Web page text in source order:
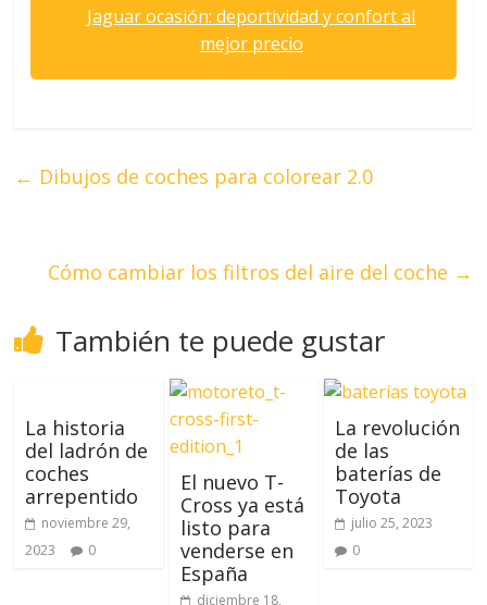
Jaguar ocasión: deportividad y confort al
mejor precio
← Dibujos de coches para colorear 2.0
Cómo cambiar los filtros del aire del coche →
También te puede gustar
La historia
del ladrón de
coches
arrepentido
noviembre 29,
2023
0
El nuevo T-
Cross ya está
listo para
venderse en
España
diciembre 18,
La revolución
de las
baterías de
Toyota
julio 25, 2023
0